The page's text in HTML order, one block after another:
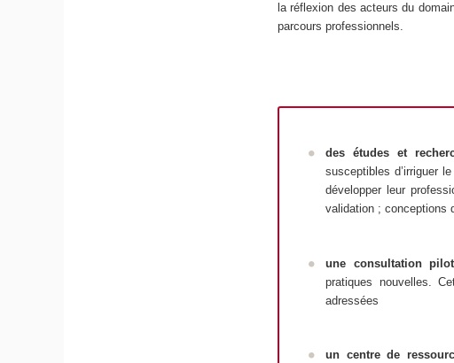
la réflexion des acteurs du
parcours professionnels.
des études et
susceptibles d’irriguer
développer leur
validation ; conceptions
une consultation
pratiques nouvelles.
adressées
un centre de